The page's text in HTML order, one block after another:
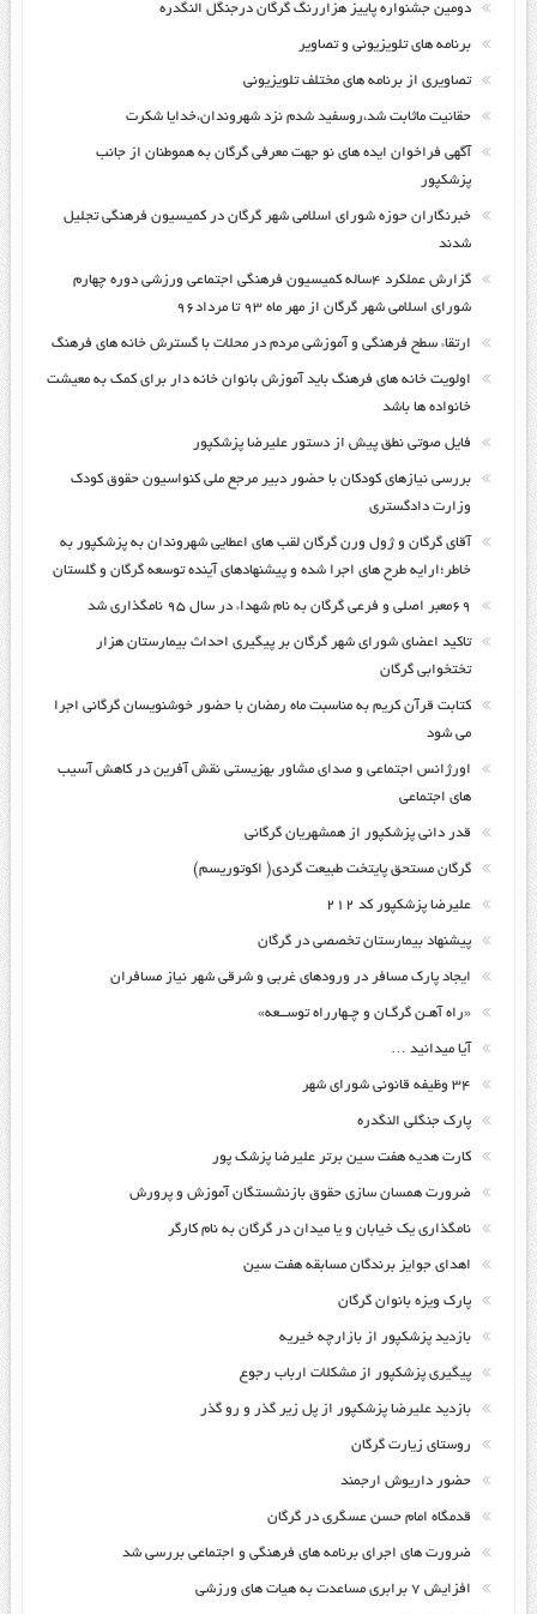
دومین جشنواره پاییز هزاررنگ گرگان درجنگل النگدره
برنامه های تلویزیونی و تصاویر
تصاویری از برنامه های مختلف تلویزیونی
حقانیت ماثابت شد،روسفید شدم نزد شهروندان،خدایا شکرت
آگهی فراخوان ایده های نو جهت معرفی گرگان به هموطنان از جانب
پزشکپور
خبرنگاران حوزه شورای اسلامی شهر گرگان در کمیسیون فرهنگی تجلیل
شدند
گزارش عملکرد ۴ساله کمیسیون فرهنگی اجتماعی ورزشی دوره چهارم
شورای اسلامی شهر گرگان از مهر ماه ۹۳ تا مرداد۹۶
ارتقاء سطح فرهنگی و آموزشی مردم در محلات با گسترش خانه های فرهنگ
اولویت خانه های فرهنگ باید آموزش بانوان خانه دار برای کمک به معیشت
خانواده ها باشد
فایل صوتی نطق پیش از دستور علیرضا پزشکپور
بررسی نیازهای کودکان با حضور دبیر مرجع ملی کنواسیون حقوق کودک
وزارت دادگستری
آقای گرگان و ژول ورن گرگان لقب های اعطایی شهروندان به پزشکپور به
خاطر؛ارایه طرح های اجرا شده و پیشنهادهای آینده توسعه گرگان و گلستان
۶۹معبر اصلی و فرعی گرگان به نام شهداء در سال ۹۵ نامگذاری شد
تاکید اعضای شورای شهر گرگان بر پیگیری احداث بیمارستان هزار
تختخوابی گرگان
کتابت قرآن کریم به مناسبت ماه رمضان با حضور خوشنویسان گرگانی اجرا
می شود
اورژانس اجتماعی و صدای مشاور بهزیستی نقش آفرین در کاهش آسیب
های اجتماعی
قدر دانی پزشکپور از همشهریان گرگانی
گرگان مستحق پایتخت طبیعت گردی( اکوتوریسم)
علیرضا پزشکپور کد ۲۱۲
پیشنهاد بیمارستان تخصصی در گرگان
ایجاد پارک مسافر در ورودهای غربی و شرقی شهر نیاز مسافران
«راه آهـن گرگـان و چـهارراه توســعه»
آیا میدانید …
۳۴ وظیفه قانونی شورای شهر
پارک جنگلی النگدره
کارت هدیه هفت سین برتر علیرضا پزشک پور
ضرورت همسان سازی حقوق بازنشستگان آموزش و پرورش
نامگذاری یک خیابان و یا میدان در گرگان به نام کارگر
اهدای جوایز برندگان مسابقه هفت سین
پارک ویزه بانوان گرگان
بازدید پزشکپور از بازارچه خیریه
پیگیری پزشکپور از مشکلات ارباب رجوع
بازدید علیرضا پزشکپور از پل زیر گذر و رو گذر
روستای زیارت گرگان
حضور داریوش ارجمند
قدمگاه امام حسن عسگری در گرگان
ضرورت های اجرای برنامه های فرهنگی و اجتماعی بررسی شد
افزایش ۷ برابری مساعدت به هیات های ورزشی